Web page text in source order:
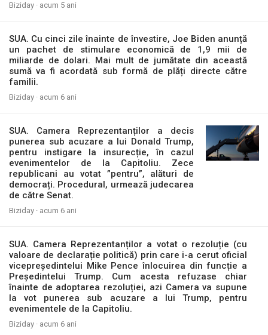
Biziday · acum 5 ani
SUA. Cu cinci zile înainte de învestire, Joe Biden anunță
un pachet de stimulare economică de 1,9 mii de
miliarde de dolari. Mai mult de jumătate din această
sumă va fi acordată sub formă de plăți directe către
familii.
Biziday · acum 6 ani
SUA. Camera Reprezentanților a decis
punerea sub acuzare a lui Donald Trump,
pentru instigare la insurecție, în cazul
evenimentelor de la Capitoliu. Zece
republicani au votat ”pentru”, alături de
democrați. Procedural, urmează judecarea
de către Senat.
Biziday · acum 6 ani
SUA. Camera Reprezentanților a votat o rezoluție (cu
valoare de declarație politică) prin care i-a cerut oficial
vicepreședintelui Mike Pence înlocuirea din funcție a
Președintelui Trump. Cum acesta refuzase chiar
înainte de adoptarea rezoluției, azi Camera va supune
la vot punerea sub acuzare a lui Trump, pentru
evenimentele de la Capitoliu.
Biziday · acum 6 ani